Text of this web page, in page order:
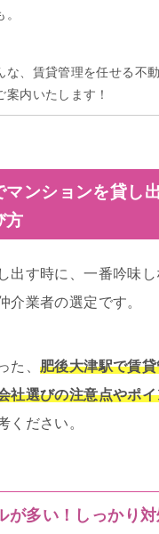
な、賃貸管理を任せる不
内いたします！
マンションを貸し
方
出す時に、一番吟味
介業者の選定です。
た、 肥後大津駅で賃
社選びの注意点やポ
ください。
が多い！しっかり